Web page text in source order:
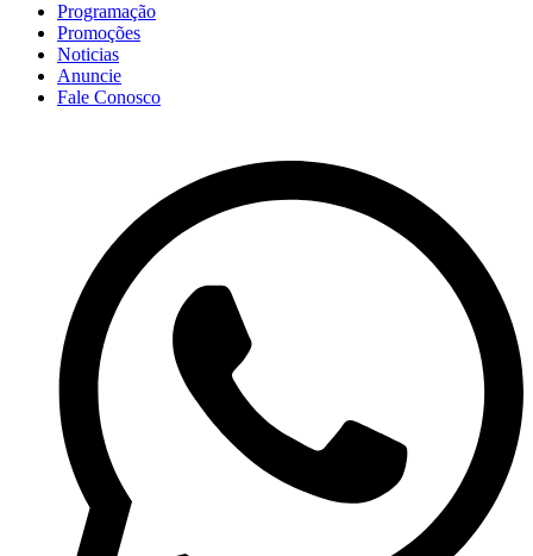
Programação
Promoções
Noticias
Anuncie
Fale Conosco